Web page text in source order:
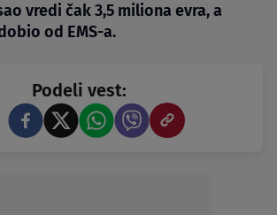
vredi čak 3,5 miliona evra, a
od EMS-a.
Podeli vest: